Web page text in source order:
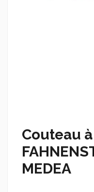
Couteau
MEDEA